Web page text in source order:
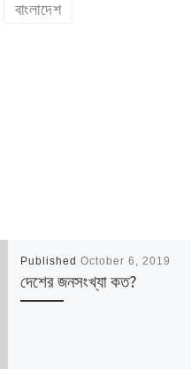
বাংলাদেশ
PublishedOctober 6, 2019
দেশের জনসংখ্যা কত?